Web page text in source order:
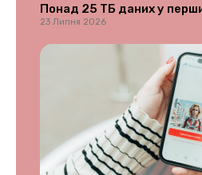
Понад 25 ТБ даних у
23 Липня 2026